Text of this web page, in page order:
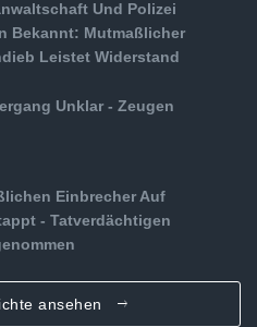
Und Polizei
Bekannt: Mutmaßlicher
Leistet Widerstand
Unklar - Zeugen
Einbrecher Auf
- Tatverdächtigen
ansehen